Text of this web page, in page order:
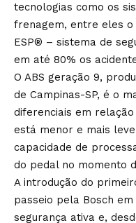
tecnologias como os
frenagem, entre eles
ESP® – sistema de
em até 80% os
O ABS geração 9,
de Campinas-SP, é o
diferenciais em
está menor e mais
capacidade de
do pedal no momento
A introdução do
passeio pela Bosch
segurança ativa e,